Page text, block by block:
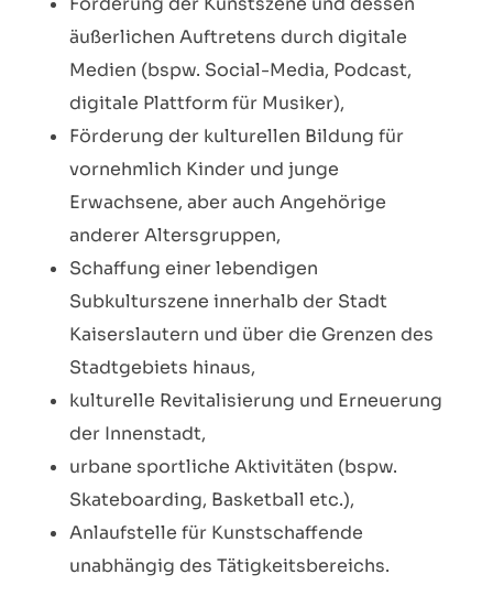
äußerlichen Auftretens durch digitale
Medien (bspw. Social-Media, Podcast,
digitale Plattform für Musiker),
Förderung der kulturellen Bildung für
vornehmlich Kinder und junge
Erwachsene, aber auch Angehörige
anderer Altersgruppen,
Schaffung einer lebendigen
Subkulturszene innerhalb der Stadt
Kaiserslautern und über die Grenzen des
Stadtgebiets hinaus,
kulturelle Revitalisierung und Erneuerung
der Innenstadt,
urbane sportliche Aktivitäten (bspw.
Skateboarding, Basketball etc.),
Anlaufstelle für Kunstschaffende
unabhängig des Tätigkeitsbereichs.